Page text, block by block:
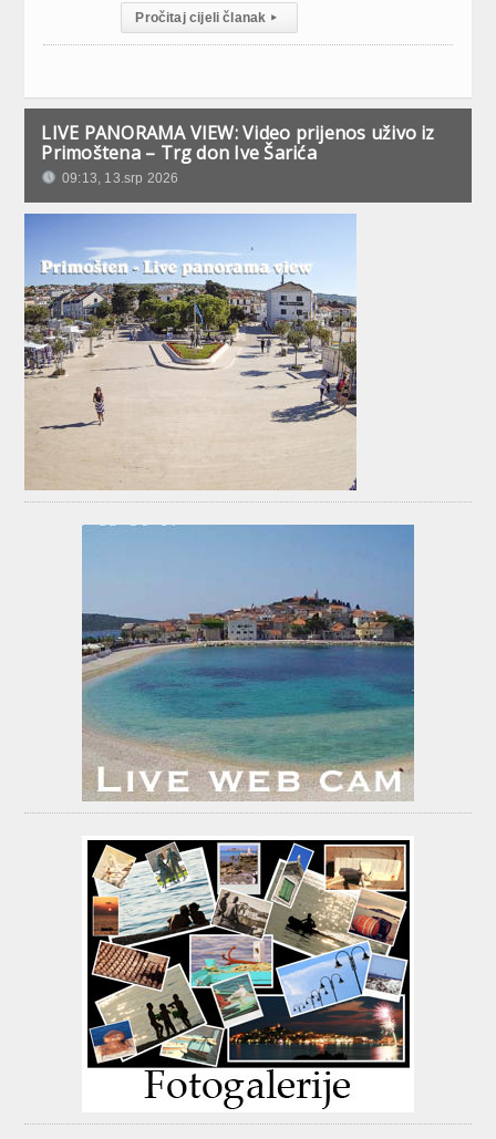
Pročitaj cijeli članak ▸
LIVE PANORAMA VIEW: Video prijenos uživo iz
Primoštena – Trg don Ive Šarića
09:13, 13.srp 2026